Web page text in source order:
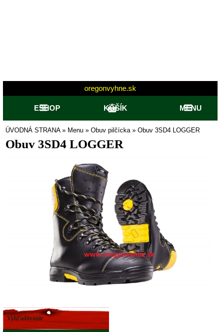
oregonvyhne.sk
ESHOP KOŠÍK MENU
ÚVODNÁ STRANA» Menu » Obuv pilčícka» Obuv 3SD4 LOGGER
Obuv 3SD4 LOGGER
Vyhľadávanie